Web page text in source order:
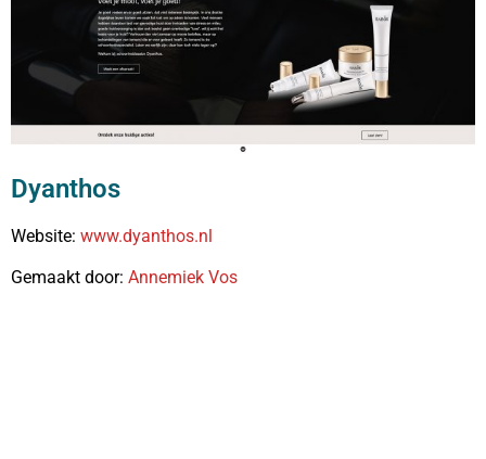
Dyanthos
Website: www.dyanthos.nl
Gemaakt door: Annemiek Vos